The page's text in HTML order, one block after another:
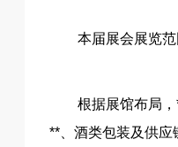
本届展会展览
根据展馆布局
**、酒类包装及供应